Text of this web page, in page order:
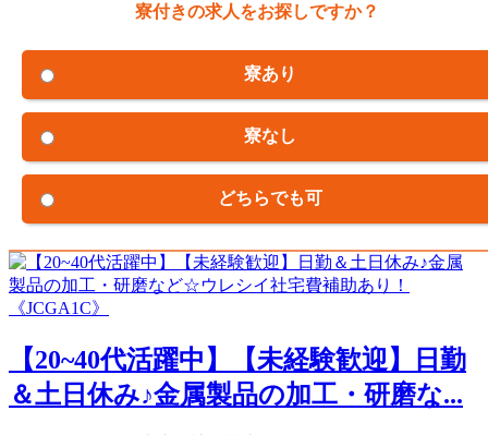
寮付きの求人をお探しですか？
寮あり
寮なし
どちらでも可
【20~40代活躍中】【未経験歓迎】日勤
＆土日休み♪金属製品の加工・研磨な...